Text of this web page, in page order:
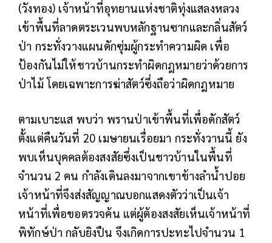
(วังทอง) เจ้าหน้าที่อุทยานแห่งชาติทุ่งแสลงหลวง
เข้าพื้นที่ลาดตระเวนพบหลักฐานซากและกลิ่นสัตว์
ป่า กระทั่งวางแผนดักซุ่มผู้กระทำความผิด เพื่อ
ป้องกันไม่ให้ชาวบ้านกระทำผิดกฎหมายว่าด้วยการ
ป่าไม้ โดยเฉพาะการฆ่าสัตว์ซึ่งถือว่าผิดกฎหมาย
ตามเบาะแส พบว่า พรานป่าเข้าพื้นที่เพื่อดักสัตว์
ตั้งแต่คืนวันที่ 20 เมษายนเรื่อยมา กระทั่งวานนี้ ยัง
พบเห็นบุคคลต้องสงสัยซึ่งเป็นชาวบ้านในพื้นที่
จำนวน 2 คน กำลังเดินลงมาจากเขาข้างลำน้ำปอย
เจ้าหน้าที่จึงส่งสัญญาณบอกแสดงตัวว่าเป็นเจ้า
หน้าที่เพื่อขอตรวจค้น แต่ผู้ต้องสงสัยเห็นเจ้าหน้าที่
พิทักษ์ป่า กลับยิงปืน จึงเกิดการปะทะไปจำนวน 1